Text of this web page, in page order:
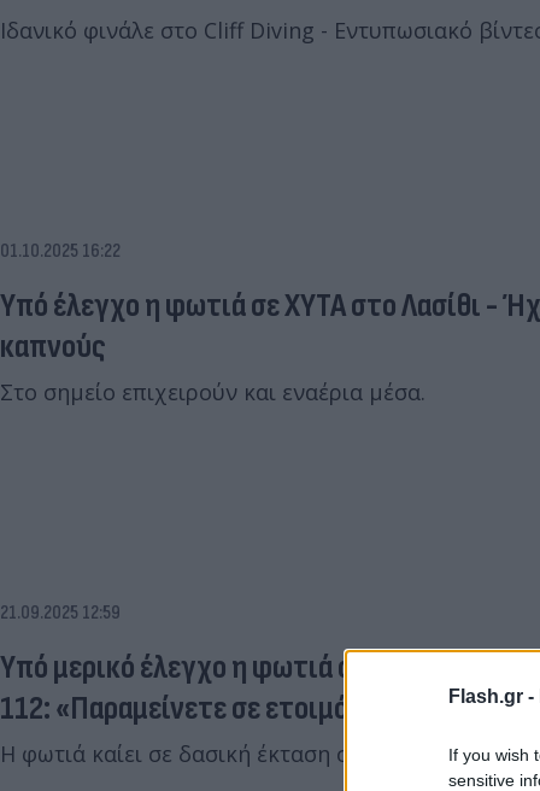
Flash.gr -
If you wish
sensitive
Ιδανικό φινάλε στο Cliff Diving - Εντυπωσιακό
01.10.2025 16:22
Υπό έλεγχο η φωτιά σε ΧΥΤΑ στο Λασίθι -
καπνούς
Στο σημείο επιχειρούν και εναέρια μέσα.
21.09.2025 12:59
Υπό μερικό έλεγχο η φωτιά στον Άγιο
112: «Παραμείνετε σε ετοιμότητα»
Η φωτιά καίει σε δασική έκταση στην περιοχή